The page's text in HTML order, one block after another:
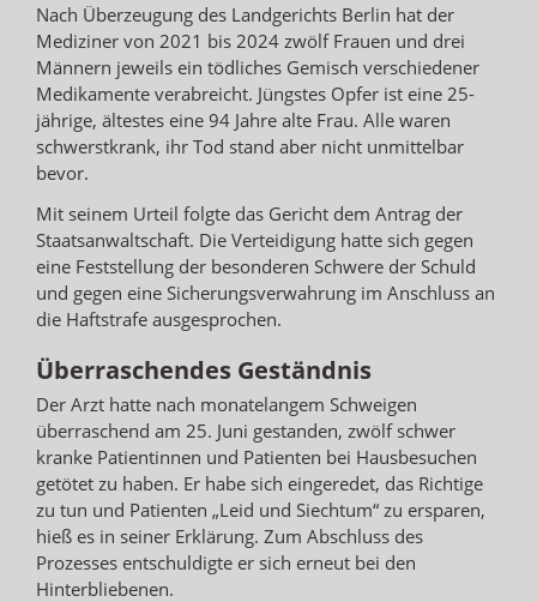
Nach Überzeugung des Landgerichts Berlin hat der
Mediziner von 2021 bis 2024 zwölf Frauen und drei
Männern jeweils ein tödliches Gemisch verschiedener
Medikamente verabreicht. Jüngstes Opfer ist eine 25-
jährige, ältestes eine 94 Jahre alte Frau. Alle waren
schwerstkrank, ihr Tod stand aber nicht unmittelbar
bevor.
Mit seinem Urteil folgte das Gericht dem Antrag der
Staatsanwaltschaft. Die Verteidigung hatte sich gegen
eine Feststellung der besonderen Schwere der Schuld
und gegen eine Sicherungsverwahrung im Anschluss an
die Haftstrafe ausgesprochen.
Überraschendes Geständnis
Der Arzt hatte nach monatelangem Schweigen
überraschend am 25. Juni gestanden, zwölf schwer
kranke Patientinnen und Patienten bei Hausbesuchen
getötet zu haben. Er habe sich eingeredet, das Richtige
zu tun und Patienten „Leid und Siechtum“ zu ersparen,
hieß es in seiner Erklärung. Zum Abschluss des
Prozesses entschuldigte er sich erneut bei den
Hinterbliebenen.